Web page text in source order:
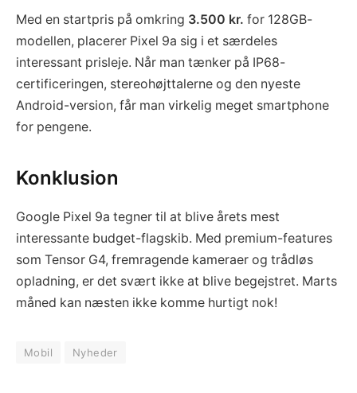
Med en startpris på omkring 3.500 kr. for 128GB-
modellen, placerer Pixel 9a sig i et særdeles
interessant prisleje. Når man tænker på IP68-
certificeringen, stereohøjttalerne og den nyeste
Android-version, får man virkelig meget smartphone
for pengene.
Konklusion
Google Pixel 9a tegner til at blive årets mest
interessante budget-flagskib. Med premium-features
som Tensor G4, fremragende kameraer og trådløs
opladning, er det svært ikke at blive begejstret. Marts
måned kan næsten ikke komme hurtigt nok!
Mobil Nyheder